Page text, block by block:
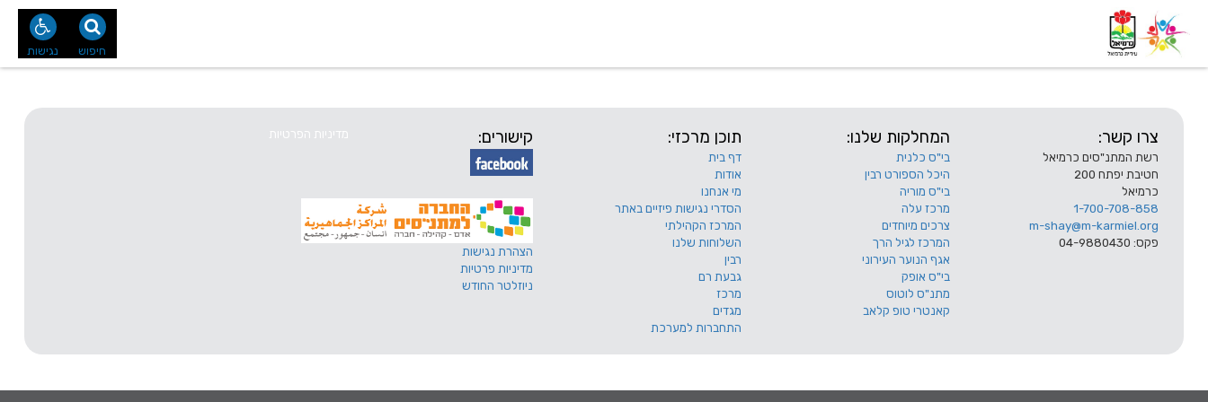
נגישות חיפוש
צרו קשר:
רשת המתנ"סים כרמיאל
חטיבת יפתח 200
כרמיאל
1-700-708-858
m-shay@m-karmiel.org
פקס: 04-9880430
המחלקות שלנו:
בי"ס כלנית
היכל הספורט רבין
בי"ס מוריה
מרכז עלה
צרכים מיוחדים
המרכז לגיל הרך
אגף הנוער העירוני
בי"ס אופק
מתנ"ס לוטוס
קאנטרי טופ קלאב
תוכן מרכזי:
דף בית
אודות
מי אנחנו
הסדרי נגישות פיזיים באתר
המרכז הקהילתי
השלוחות שלנו
רבין
גבעת רם
מרכז
מגדים
התחברות למערכת
קישורים:
הצהרת נגישות
מדיניות פרטיות
ניוזלטר החודש
מדיניות הפרטיות